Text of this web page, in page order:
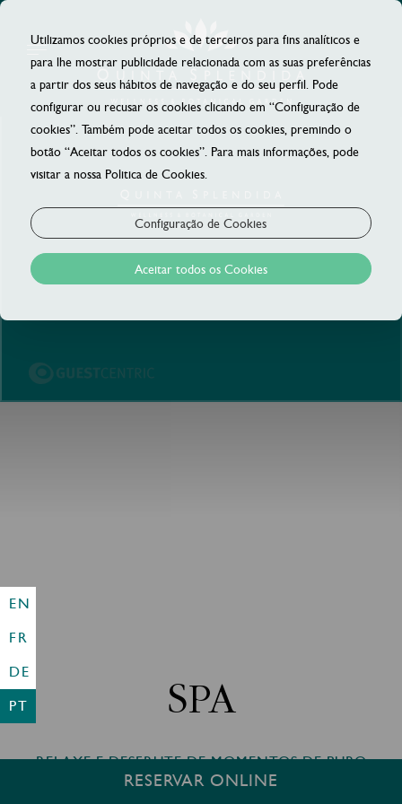
RESERVAR ONLINE
EN
FR
DE
PT
SPA
RELAXE E DESFRUTE DE MOMENTOS DE PURO
MIMO NO NOSSO SPA.
Utilizamos cookies próprios e de terceiros para fins analíticos e
para lhe mostrar publicidade relacionada com as suas preferências
a partir dos seus hábitos de navegação e do seu perfil. Pode
configurar ou recusar os cookies clicando em “Configuração de
cookies”. Também pode aceitar todos os cookies, premindo o
botão “Aceitar todos os cookies”. Para mais informações, pode
visitar a nossa Politica de Cookies.
Configuração de Cookies
Aceitar todos os Cookies